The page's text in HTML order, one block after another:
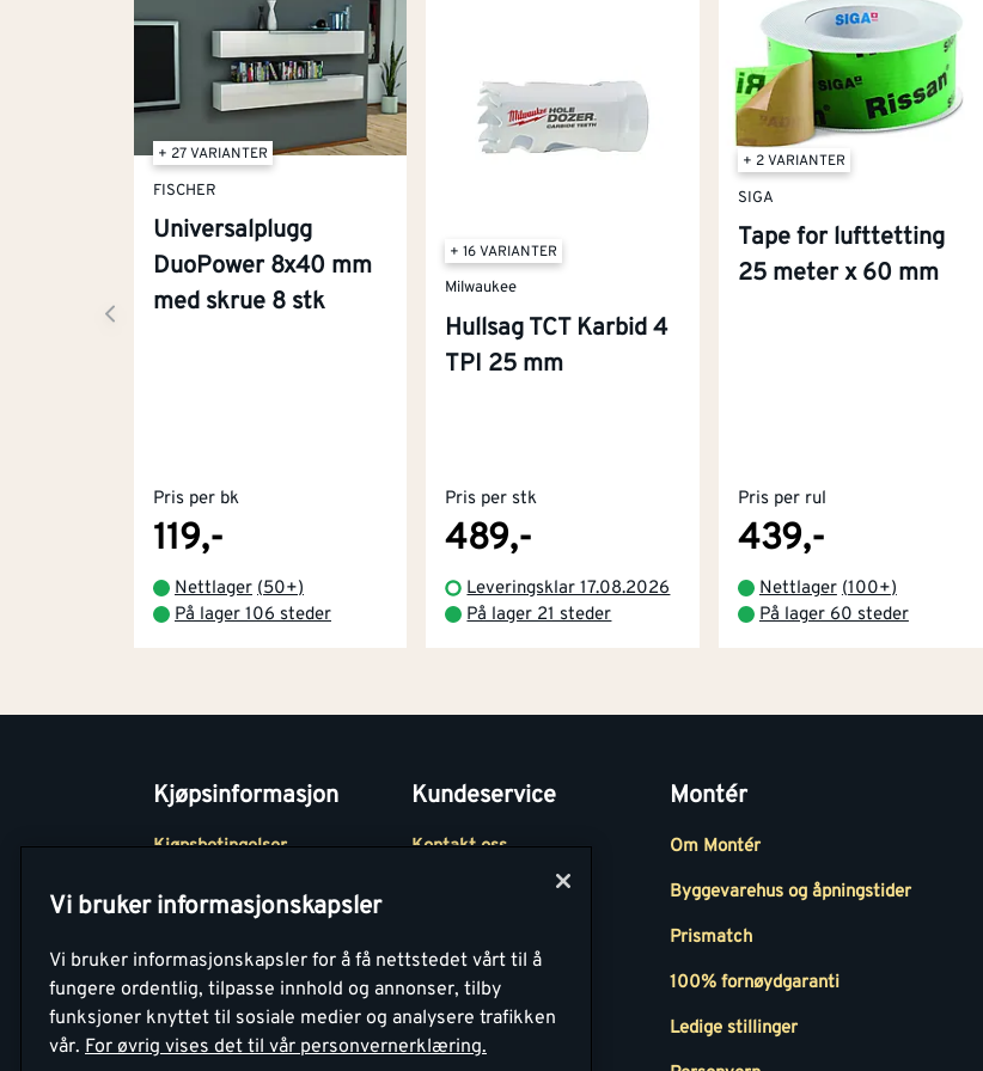
+ 27 VARIANTER
FISCHER
Universalplugg
DuoPower 8x40 mm
med skrue 8 stk
Pris per bk
119,-
Nettlager (50+)
På lager 106 steder
+ 16 VARIANTER
Milwaukee
Hullsag TCT Karbid 4
TPI 25 mm
Pris per stk
489,-
Leveringsklar 17.08.2026
På lager 21 steder
+ 2 VARIANTER
SIGA
Tape for lufttetting
25 meter x 60 mm
Pris per rul
439,-
Nettlager (100+)
På lager 60 steder
Kjøpsinformasjon
Kjøpsbetingelser
Betaling
Retur- og
angrerettsskjema
Kundeservice
Kontakt oss
Medlemsavtaler
Montér Bedrift
Montér
Om Montér
Byggevarehus og åpningstider
Prismatch
100% fornøydgaranti
Ledige stillinger
Vi bruker informasjonskapsler
Vi bruker informasjonskapsler for å få nettstedet vårt til å
fungere ordentlig, tilpasse innhold og annonser, tilby
funksjoner knyttet til sosiale medier og analysere trafikken
vår. For øvrig vises det til vår personvernerklæring.